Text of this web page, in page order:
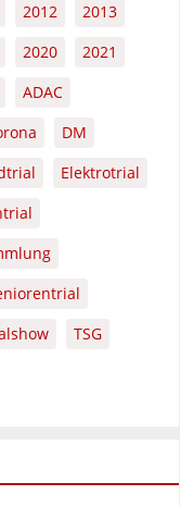
2012
2013
2020
2021
ADAC
DM
Elektrotrial
TSG